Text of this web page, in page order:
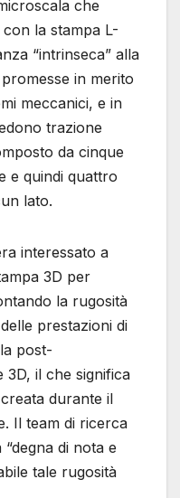
che
la stampa L-
“intrinseca” alla
in merito
meccanici, e in
trazione
da cinque
e quindi quattro
lato.
interessato a
3D per
la rugosità
prestazioni di
post-
3D, il che significa
durante il
Il team di ricerca
di nota e
tale rugosità